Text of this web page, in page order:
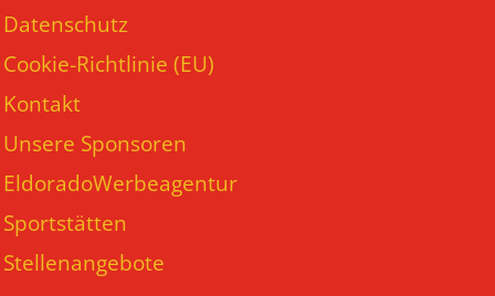
Datenschutz
Cookie-Richtlinie (EU)
Kontakt
Unsere Sponsoren
EldoradoWerbeagentur
Sportstätten
Stellenangebote